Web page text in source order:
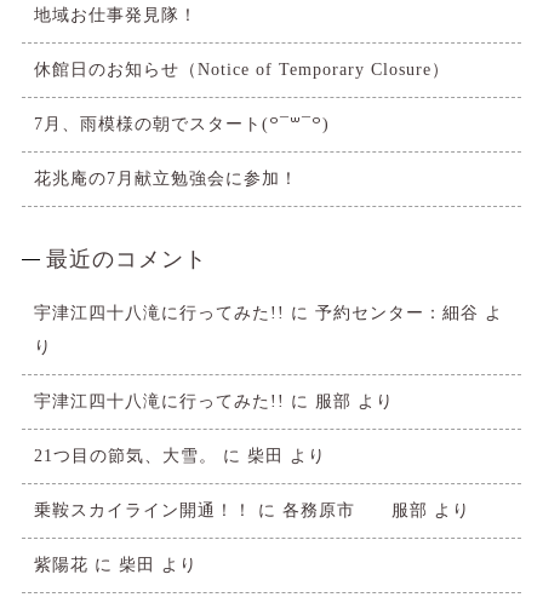
地域お仕事発見隊！
休館日のお知らせ（Notice of Temporary Closure）
7月、雨模様の朝でスタート(꒪¯꒳​¯꒪)
花兆庵の7月献立勉強会に参加！
最近のコメント
宇津江四十八滝に行ってみた!! に 予約センター：細谷 よ
り
宇津江四十八滝に行ってみた!! に 服部 より
21つ目の節気、大雪。 に 柴田 より
乗鞍スカイライン開通！！ に 各務原市 服部 より
紫陽花 に 柴田 より